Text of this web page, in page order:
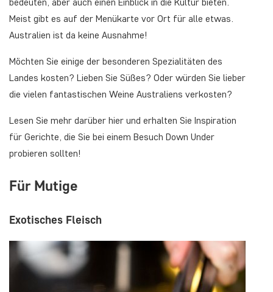
Meist gibt es auf der Menükarte vor Ort für alle etwas.
Australien ist da keine Ausnahme!
Möchten Sie einige der besonderen Spezialitäten des
Landes kosten? Lieben Sie Süßes? Oder würden Sie lieber
die vielen fantastischen Weine Australiens verkosten?
Lesen Sie mehr darüber hier und erhalten Sie Inspiration
für Gerichte, die Sie bei einem Besuch Down Under
probieren sollten!
Für Mutige
Exotisches Fleisch